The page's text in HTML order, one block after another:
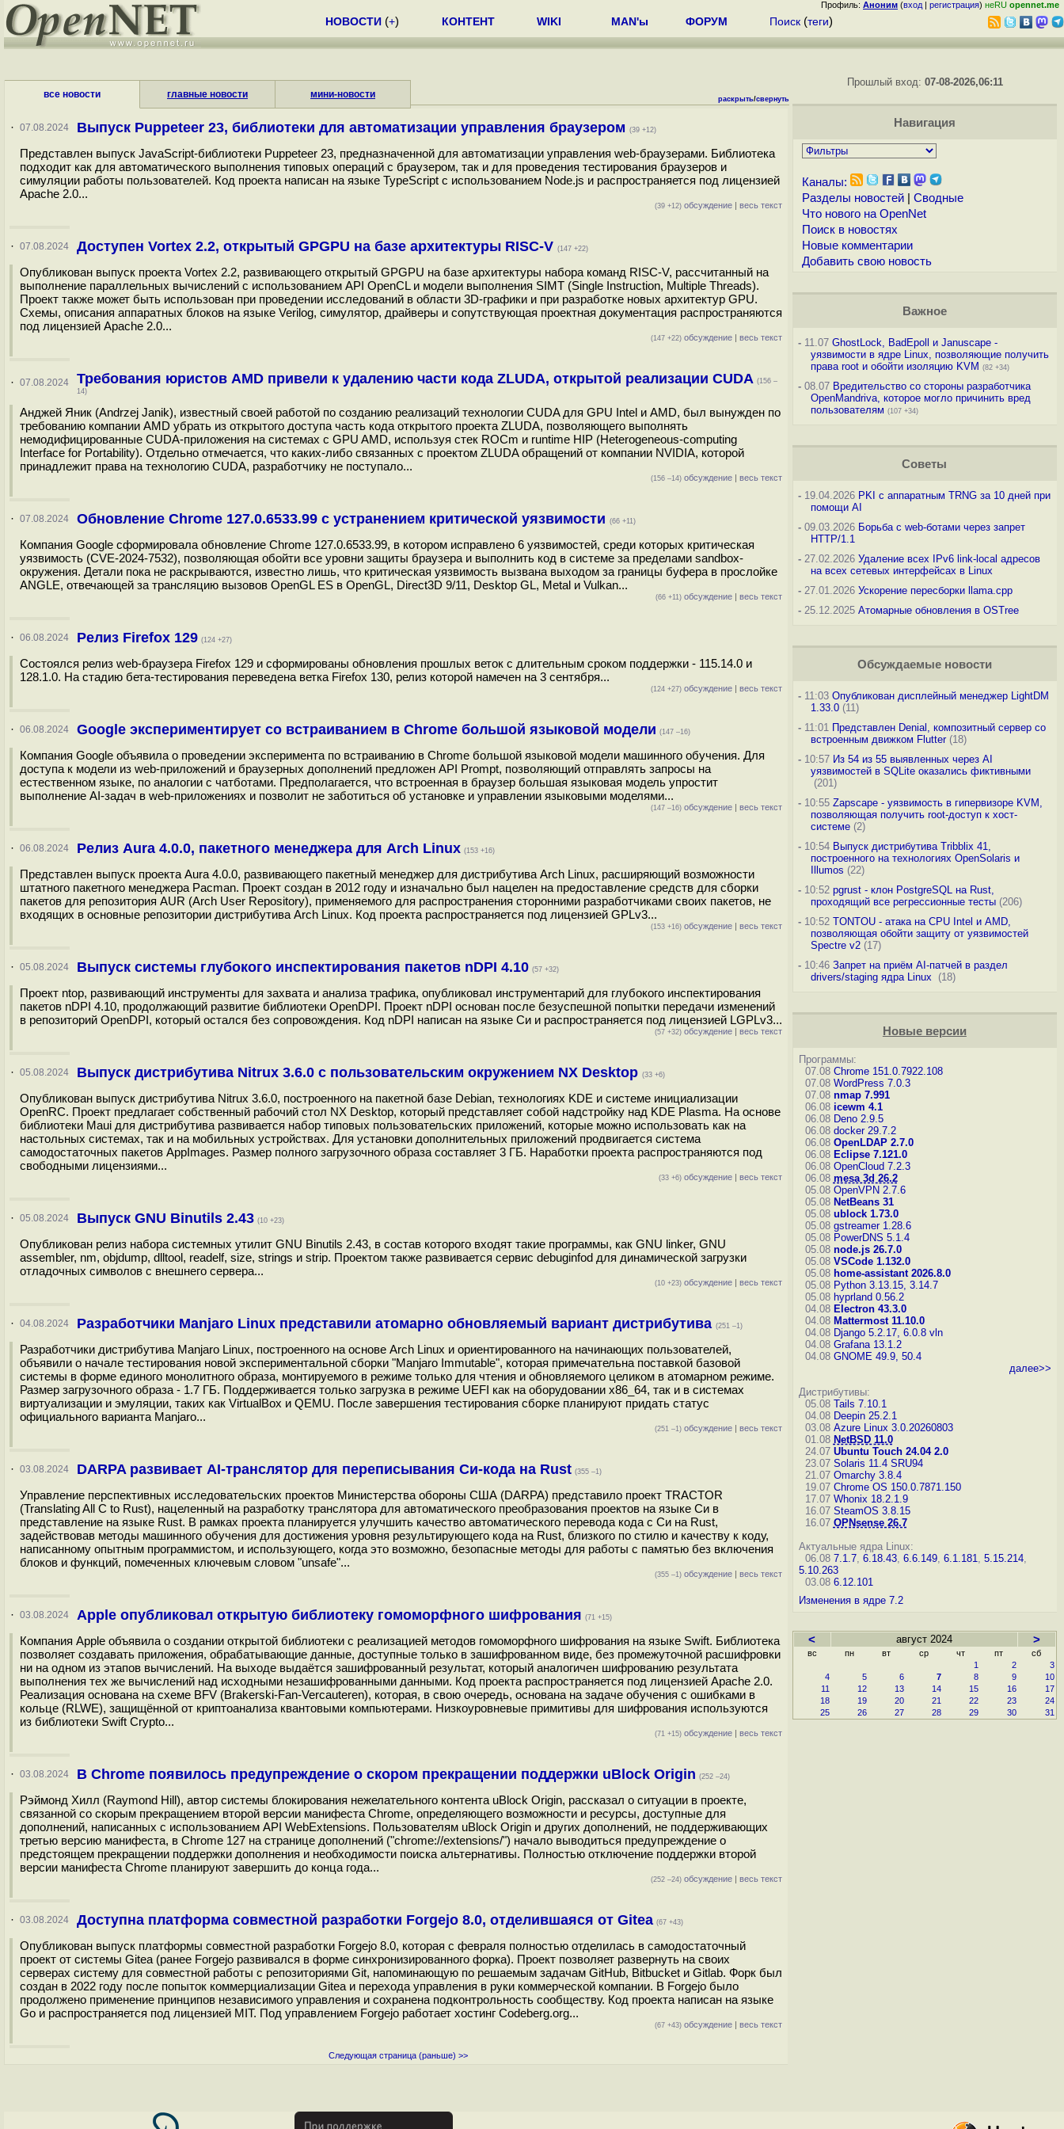
Профиль: Аноним (вход | регистрация) неRU opennet.me
НОВОСТИ (+) КОНТЕНТ WIKI MAN'ы ФОРУМ Поиск (теги)
все новости главные новости мини-новости раскрыть/свернуть
· 07.08.2024 Выпуск Puppeteer 23, библиотеки для автоматизации управления браузером (39 +12)
Представлен выпуск JavaScript-библиотеки Puppeteer 23, предназначенной для автоматизации управления web-браузерами. Библиотека
подходит как для автоматического выполнения типовых операций с браузером, так и для проведения тестирования браузеров и
симуляции работы пользователей. Код проекта написан на языке TypeScript с использованием Node.js и распространяется под лицензией
Apache 2.0...
(39 +12) обсуждение | весь текст
· 07.08.2024 Доступен Vortex 2.2, открытый GPGPU на базе архитектуры RISC-V (147 +22)
Опубликован выпуск проекта Vortex 2.2, развивающего открытый GPGPU на базе архитектуры набора команд RISC-V, рассчитанный на
выполнение параллельных вычислений с использованием API OpenCL и модели выполнения SIMT (Single Instruction, Multiple Threads).
Проект также может быть использован при проведении исследований в области 3D-графики и при разработке новых архитектур GPU.
Схемы, описания аппаратных блоков на языке Verilog, симулятор, драйверы и сопутствующая проектная документация распространяются
под лицензией Apache 2.0...
(147 +22) обсуждение | весь текст
· 07.08.2024 Требования юристов AMD привели к удалению части кода ZLUDA, открытой реализации CUDA (156 –
14)
Анджей Яник (Andrzej Janik), известный своей работой по созданию реализаций технологии CUDA для GPU Intel и AMD, был вынужден по
требованию компании AMD убрать из открытого доступа часть кода открытого проекта ZLUDA, позволяющего выполнять
немодифицированные CUDA-приложения на системах с GPU AMD, используя стек ROCm и runtime HIP (Heterogeneous-computing
Interface for Portability). Отдельно отмечается, что каких-либо связанных с проектом ZLUDA обращений от компании NVIDIA, которой
принадлежит права на технологию CUDA, разработчику не поступало...
(156 –14) обсуждение | весь текст
· 07.08.2024 Обновление Chrome 127.0.6533.99 с устранением критической уязвимости (66 +11)
Компания Google сформировала обновление Chrome 127.0.6533.99, в котором исправлено 6 уязвимостей, среди которых критическая
уязвимость (CVE-2024-7532), позволяющая обойти все уровни защиты браузера и выполнить код в системе за пределами sandbox-
окружения. Детали пока не раскрываются, известно лишь, что критическая уязвимость вызвана выходом за границы буфера в прослойке
ANGLE, отвечающей за трансляцию вызовов OpenGL ES в OpenGL, Direct3D 9/11, Desktop GL, Metal и Vulkan...
(66 +11) обсуждение | весь текст
· 06.08.2024 Релиз Firefox 129 (124 +27)
Состоялся релиз web-браузера Firefox 129 и сформированы обновления прошлых веток с длительным сроком поддержки - 115.14.0 и
128.1.0. На стадию бета-тестирования переведена ветка Firefox 130, релиз которой намечен на 3 сентября...
(124 +27) обсуждение | весь текст
· 06.08.2024 Google экспериментирует со встраиванием в Chrome большой языковой модели (147 –16)
Компания Google объявила о проведении эксперимента по встраиванию в Chrome большой языковой модели машинного обучения. Для
доступа к модели из web-приложений и браузерных дополнений предложен API Prompt, позволяющий отправлять запросы на
естественном языке, по аналогии с чатботами. Предполагается, что встроенная в браузер большая языковая модель упростит
выполнение AI-задач в web-приложениях и позволит не заботиться об установке и управлении языковыми моделями...
(147 –16) обсуждение | весь текст
· 06.08.2024 Релиз Aura 4.0.0, пакетного менеджера для Arch Linux (153 +16)
Представлен выпуск проекта Aura 4.0.0, развивающего пакетный менеджер для дистрибутива Arch Linux, расширяющий возможности
штатного пакетного менеджера Pacman. Проект создан в 2012 году и изначально был нацелен на предоставление средств для сборки
пакетов для репозитория AUR (Arch User Repository), применяемого для распространения сторонними разработчиками своих пакетов, не
входящих в основные репозитории дистрибутива Arch Linux. Код проекта распространяется под лицензией GPLv3...
(153 +16) обсуждение | весь текст
· 05.08.2024 Выпуск системы глубокого инспектирования пакетов nDPI 4.10 (57 +32)
Проект ntop, развивающий инструменты для захвата и анализа трафика, опубликовал инструментарий для глубокого инспектирования
пакетов nDPI 4.10, продолжающий развитие библиотеки OpenDPI. Проект nDPI основан после безуспешной попытки передачи изменений
в репозиторий OpenDPI, который остался без сопровождения. Код nDPI написан на языке Си и распространяется под лицензией LGPLv3...
(57 +32) обсуждение | весь текст
· 05.08.2024 Выпуск дистрибутива Nitrux 3.6.0 с пользовательским окружением NX Desktop (33 +6)
Опубликован выпуск дистрибутива Nitrux 3.6.0, построенного на пакетной базе Debian, технологиях KDE и системе инициализации
OpenRC. Проект предлагает собственный рабочий стол NX Desktop, который представляет собой надстройку над KDE Plasma. На основе
библиотеки Maui для дистрибутива развивается набор типовых пользовательских приложений, которые можно использовать как на
настольных системах, так и на мобильных устройствах. Для установки дополнительных приложений продвигается система
самодостаточных пакетов AppImages. Размер полного загрузочного образа составляет 3 ГБ. Наработки проекта распространяются под
свободными лицензиями...
(33 +6) обсуждение | весь текст
· 05.08.2024 Выпуск GNU Binutils 2.43 (10 +23)
Опубликован релиз набора системных утилит GNU Binutils 2.43, в состав которого входят такие программы, как GNU linker, GNU
assembler, nm, objdump, dlltool, readelf, size, strings и strip. Проектом также развивается сервис debuginfod для динамической загрузки
отладочных символов с внешнего сервера...
(10 +23) обсуждение | весь текст
· 04.08.2024 Разработчики Manjaro Linux представили атомарно обновляемый вариант дистрибутива (251 –1)
Разработчики дистрибутива Manjaro Linux, построенного на основе Arch Linux и ориентированного на начинающих пользователей,
объявили о начале тестирования новой экспериментальной сборки "Manjaro Immutable", которая примечательна поставкой базовой
системы в форме единого монолитного образа, монтируемого в режиме только для чтения и обновляемого целиком в атомарном режиме.
Размер загрузочного образа - 1.7 ГБ. Поддерживается только загрузка в режиме UEFI как на оборудовании x86_64, так и в системах
виртуализации и эмуляции, таких как VirtualBox и QEMU. После завершения тестирования сборке планируют придать статус
официального варианта Manjaro...
(251 –1) обсуждение | весь текст
· 03.08.2024 DARPA развивает AI-транслятор для переписывания Си-кода на Rust (355 –1)
Управление перспективных исследовательских проектов Министерства обороны США (DARPA) представило проект TRACTOR
(Translating All C to Rust), нацеленный на разработку транслятора для автоматического преобразования проектов на языке Си в
представление на языке Rust. В рамках проекта планируется улучшить качество автоматического перевода кода с Си на Rust,
задействовав методы машинного обучения для достижения уровня результирующего кода на Rust, близкого по стилю и качеству к коду,
написанному опытным программистом, и использующего, когда это возможно, безопасные методы для работы с памятью без включения
блоков и функций, помеченных ключевым словом "unsafe"...
(355 –1) обсуждение | весь текст
· 03.08.2024 Apple опубликовал открытую библиотеку гомоморфного шифрования (71 +15)
Компания Apple объявила о создании открытой библиотеки с реализацией методов гомоморфного шифрования на языке Swift. Библиотека
позволяет создавать приложения, обрабатывающие данные, доступные только в зашифрованном виде, без промежуточной расшифровки
ни на одном из этапов вычислений. На выходе выдаётся зашифрованный результат, который аналогичен шифрованию результата
выполнения тех же вычислений над исходными незашифрованными данными. Код проекта распространяется под лицензией Apache 2.0.
Реализация основана на схеме BFV (Brakerski-Fan-Vercauteren), которая, в свою очередь, основана на задаче обучения с ошибками в
кольце (RLWE), защищённой от криптоанализа квантовыми компьютерами. Низкоуровневые примитивы для шифрования используются
из библиотеки Swift Crypto...
(71 +15) обсуждение | весь текст
· 03.08.2024 В Chrome появилось предупреждение о скором прекращении поддержки uBlock Origin (252 –24)
Рэймонд Хилл (Raymond Hill), автор системы блокирования нежелательного контента uBlock Origin, рассказал о ситуации в проекте,
связанной со скорым прекращением второй версии манифеста Chrome, определяющего возможности и ресурсы, доступные для
дополнений, написанных с использованием API WebExtensions. Пользователям uBlock Origin и других дополнений, не поддерживающих
третью версию манифеста, в Chrome 127 на странице дополнений ("chrome://extensions/") начало выводиться предупреждение о
предстоящем прекращении поддержки дополнения и необходимости поиска альтернативы. Полностью отключение поддержки второй
версии манифеста Chrome планируют завершить до конца года...
(252 –24) обсуждение | весь текст
· 03.08.2024 Доступна платформа совместной разработки Forgejo 8.0, отделившаяся от Gitea (67 +43)
Опубликован выпуск платформы совместной разработки Forgejo 8.0, которая с февраля полностью отделилась в самодостаточный
проект от системы Gitea (ранее Forgejo развивался в форме синхронизированного форка). Проект позволяет развернуть на своих
серверах систему для совместной работы с репозиториями Git, напоминающую по решаемым задачам GitHub, Bitbucket и Gitlab. Форк был
создан в 2022 году после попыток коммерциализации Gitea и перехода управления в руки коммерческой компании. В Forgejo было
продолжено применение принципов независимого управления и сохранена подконтрольность сообществу. Код проекта написан на языке
Go и распространяется под лицензией MIT. Под управлением Forgejo работает хостинг Codeberg.org...
(67 +43) обсуждение | весь текст
Следующая страница (раньше) >>
Прошлый вход: 07-08-2026,06:11
Навигация
Каналы:
Разделы новостей| Сводные
Что нового на OpenNet
Поиск в новостях
Новые комментарии
Добавить свою новость
Важное
-11.07 GhostLock, BadEpoll и Januscape -
уязвимости в ядре Linux, позволяющие получить
права root и обойти изоляцию KVM (82 +34)
-08.07 Вредительство со стороны разработчика
OpenMandriva, которое могло причинить вред
пользователям (107 +34)
Советы
-19.04.2026 PKI с аппаратным TRNG за 10 дней при
помощи AI
-09.03.2026 Борьба с web-ботами через запрет
HTTP/1.1
-27.02.2026 Удаление всех IPv6 link-local адресов
на всех сетевых интерфейсах в Linux
-27.01.2026 Ускорение пересборки llama.cpp
-25.12.2025 Атомарные обновления в OSTree
Обсуждаемые новости
-11:03 Опубликован дисплейный менеджер LightDM
1.33.0(11)
-11:01 Представлен Denial, композитный сервер со
встроенным движком Flutter(18)
-10:57 Из 54 из 55 выявленных через AI
уязвимостей в SQLite оказались фиктивными
(201)
-10:55 Zapscape - уязвимость в гипервизоре KVM,
позволяющая получить root-доступ к хост-
системе(2)
-10:54 Выпуск дистрибутива Tribblix 41,
построенного на технологиях OpenSolaris и
Illumos (22)
-10:52 pgrust - клон PostgreSQL на Rust,
проходящий все регрессионные тесты(206)
-10:52 TONTOU - атака на CPU Intel и AMD,
позволяющая обойти защиту от уязвимостей
Spectre v2(17)
-10:46 Запрет на приём AI-патчей в раздел
drivers/staging ядра Linux
(18)
Новые версии
Программы:
07.08 Chrome 151.0.7922.108
07.08 WordPress 7.0.3
07.08 nmap 7.991
06.08 icewm 4.1
06.08 Deno 2.9.5
06.08 docker 29.7.2
06.08 OpenLDAP 2.7.0
06.08 Eclipse 7.121.0
06.08 OpenCloud 7.2.3
06.08 mesa 3d 26.2
05.08 OpenVPN 2.7.6
05.08 NetBeans 31
05.08 ublock 1.73.0
05.08 gstreamer 1.28.6
05.08 PowerDNS 5.1.4
05.08 node.js 26.7.0
05.08 VSCode 1.132.0
05.08 home-assistant 2026.8.0
05.08 Python 3.13.15, 3.14.7
05.08 hyprland 0.56.2
04.08 Electron 43.3.0
04.08 Mattermost 11.10.0
04.08 Django 5.2.17, 6.0.8 vln
04.08 Grafana 13.1.2
04.08 GNOME 49.9, 50.4
далее>>
Дистрибутивы:
05.08 Tails 7.10.1
04.08 Deepin 25.2.1
03.08 Azure Linux 3.0.20260803
01.08 NetBSD 11.0
24.07 Ubuntu Touch 24.04 2.0
23.07 Solaris 11.4 SRU94
21.07 Omarchy 3.8.4
19.07 Chrome OS 150.0.7871.150
17.07 Whonix 18.2.1.9
16.07 SteamOS 3.8.15
16.07 OPNsense 26.7
Актуальные ядра Linux:
06.08 7.1.7, 6.18.43, 6.6.149, 6.1.181, 5.15.214,
5.10.263
03.08 6.12.101
Изменения в ядре 7.2
< август 2024 >
вс пн вт ср чт пт
сб
1
2
3
4
5 6 7 8 9
10
11
12 13 14 15 16
17
18
19 20 21 22 23
24
25
26 27 28 29 30 31